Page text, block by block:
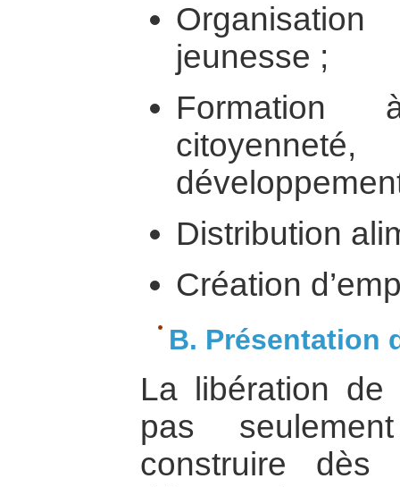
jeunesse ;
Formation
Distribution
Création
B. Présentation
La libération
pas
construire dès